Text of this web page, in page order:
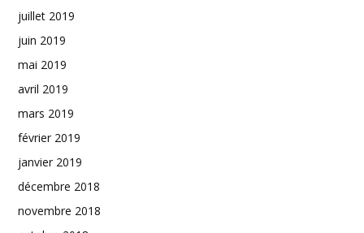
juillet 2019
juin 2019
mai 2019
avril 2019
mars 2019
février 2019
janvier 2019
décembre 2018
novembre 2018